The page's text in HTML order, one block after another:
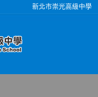
新北市崇光高級中學